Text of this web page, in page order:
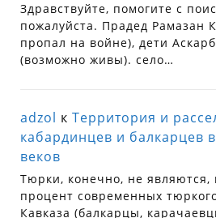
Здравствуйте, помогите с
пожалуйста. Прадед Рамазан
пропал на войне), дети
(возможно живы). село…
adzol кТерритория и
кабардинцев и балкарцев
веков
Тюрки, конечно, не являются,
процент современных
Кавказа (балкарцы,